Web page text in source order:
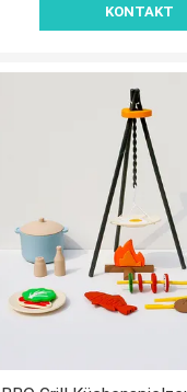
KONTAKT